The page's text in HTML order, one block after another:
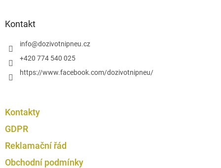
Kontakt
info@dozivotnipneu.cz
+420 774 540 025
https://www.facebook.com/dozivotnipneu/
Kontakty
GDPR
Reklamační řád
Obchodní podmínky